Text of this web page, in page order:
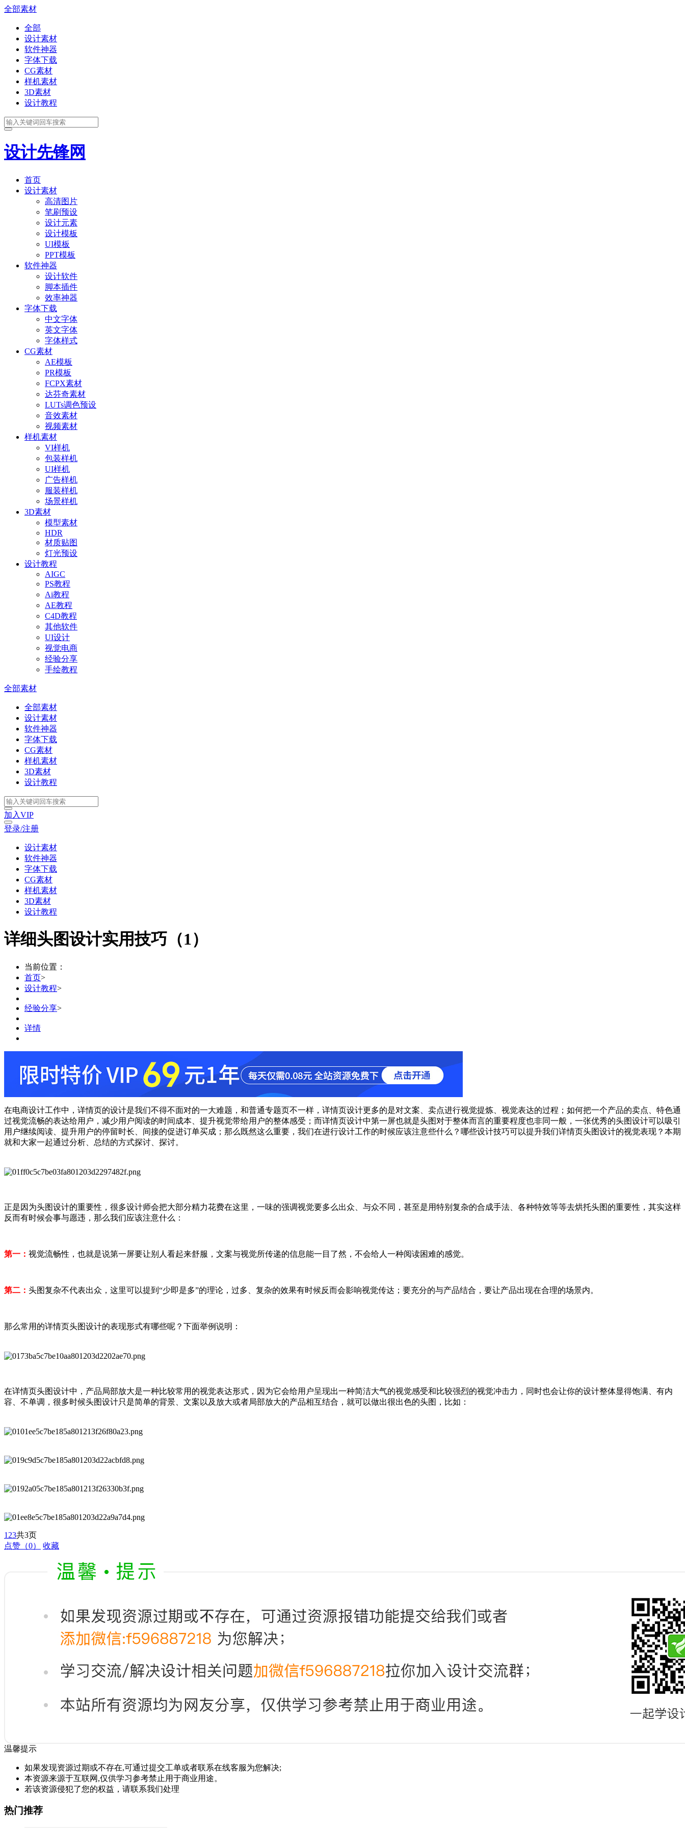
全部素材
全部
设计素材
软件神器
字体下载
CG素材
样机素材
3D素材
设计教程
设计先锋网
首页
设计素材
高清图片
笔刷预设
设计元素
设计模板
UI模板
PPT模板
软件神器
设计软件
脚本插件
效率神器
字体下载
中文字体
英文字体
字体样式
CG素材
AE模板
PR模板
FCPX素材
达芬奇素材
LUTs调色预设
音效素材
视频素材
样机素材
VI样机
包装样机
UI样机
广告样机
服装样机
场景样机
3D素材
模型素材
HDR
材质贴图
灯光预设
设计教程
AIGC
PS教程
Ai教程
AE教程
C4D教程
其他软件
UI设计
视觉电商
经验分享
手绘教程
全部素材
全部素材
设计素材
软件神器
字体下载
CG素材
样机素材
3D素材
设计教程
加入VIP
登录/注册
设计素材
软件神器
字体下载
CG素材
样机素材
3D素材
设计教程
详细头图设计实用技巧（1）
当前位置：
首页>
设计教程>
经验分享>
详情
在电商设计工作中，详情页的设计是我们不得不面对的一大难题，和普通专题页不一样，详情页设计更多的是对文案、卖点进行视觉提炼、视觉表达的过程；如何把一个产品的卖点、特色通
过视觉流畅的表达给用户，减少用户阅读的时间成本、提升视觉带给用户的整体感受；而详情页设计中第一屏也就是头图对于整体而言的重要程度也非同一般，一张优秀的头图设计可以吸引
用户继续阅读、提升用户的停留时长、间接的促进订单买成；那么既然这么重要，我们在进行设计工作的时候应该注意些什么？哪些设计技巧可以提升我们详情页头图设计的视觉表现？本期
就和大家一起通过分析、总结的方式探讨、探讨。
正是因为头图设计的重要性，很多设计师会把大部分精力花费在这里，一味的强调视觉要多么出众、与众不同，甚至是用特别复杂的合成手法、各种特效等等去烘托头图的重要性，其实这样
反而有时候会事与愿违，那么我们应该注意什么：
第一： 视觉流畅性，也就是说第一屏要让别人看起来舒服，文案与视觉所传递的信息能一目了然，不会给人一种阅读困难的感觉。
第二： 头图复杂不代表出众，这里可以提到“少即是多”的理论，过多、复杂的效果有时候反而会影响视觉传达；要充分的与产品结合，要让产品出现在合理的场景内。
那么常用的详情页头图设计的表现形式有哪些呢？下面举例说明：
在详情页头图设计中，产品局部放大是一种比较常用的视觉表达形式，因为它会给用户呈现出一种简洁大气的视觉感受和比较强烈的视觉冲击力，同时也会让你的设计整体显得饱满、有内
容、不单调，很多时候头图设计只是简单的背景、文案以及放大或者局部放大的产品相互结合，就可以做出很出色的头图，比如：
1 23共3页
点赞 （0） 收藏
温馨提示
如果发现资源过期或不存在,可通过提交工单或者联系在线客服为您解决;
本资源来源于互联网,仅供学习参考禁止用于商业用途。
若该资源侵犯了您的权益，请联系我们处理
热门推荐